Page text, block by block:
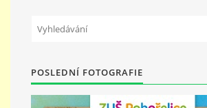
MISS VÝTVARNÝ MODEL
ZAMĚSTNÁNÍ
POSLEDNÍ FOTOGRAFIE